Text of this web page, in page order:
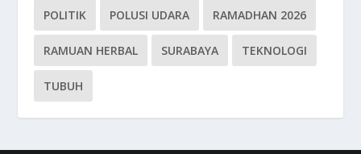
POLITIK POLUSI UDARA RAMADHAN 2026
RAMUAN HERBAL SURABAYA TEKNOLOGI
TUBUH